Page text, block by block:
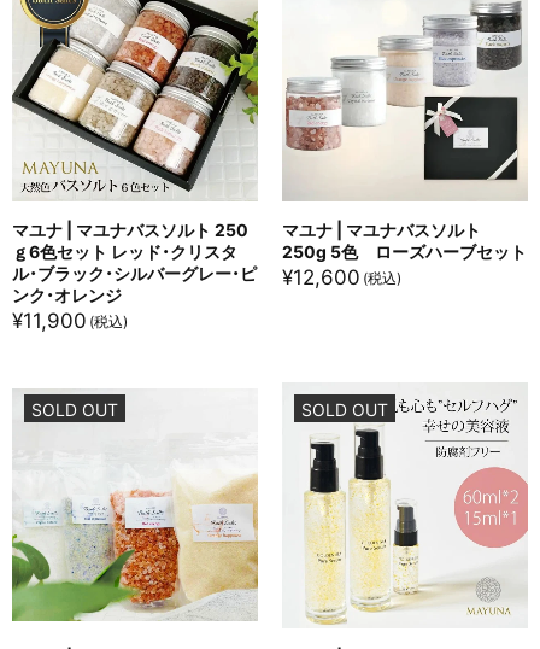
マユナ | マユナバスソルト 250
ｇ6色セット レッド・クリスタ
ル・ブラック・シルバーグレー・ピ
ンク・オレンジ
¥11,900
マユナ | マユナバスソルト
250g 5色 ローズハーブセット
¥12,600
SOLD OUT SOLD OUT